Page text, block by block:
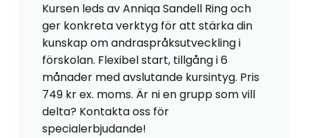
Kursen leds av Anniqa Sandell Ring och
ger konkreta verktyg för att stärka din
kunskap om andraspråksutveckling i
förskolan. Flexibel start, tillgång i 6
månader med avslutande kursintyg. Pris
749 kr ex. moms. Är ni en grupp som vill
delta? Kontakta oss för
specialerbjudande!